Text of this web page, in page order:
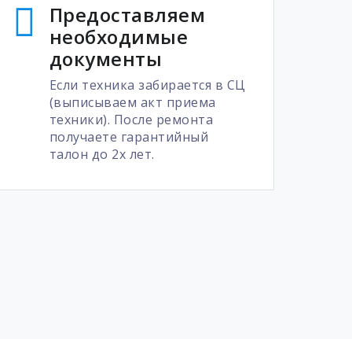
Предоставляем
необходимые
документы
Если техника забирается в СЦ
(выписываем акт приема
техники). После ремонта
получаете гарантийный
талон до 2х лет.